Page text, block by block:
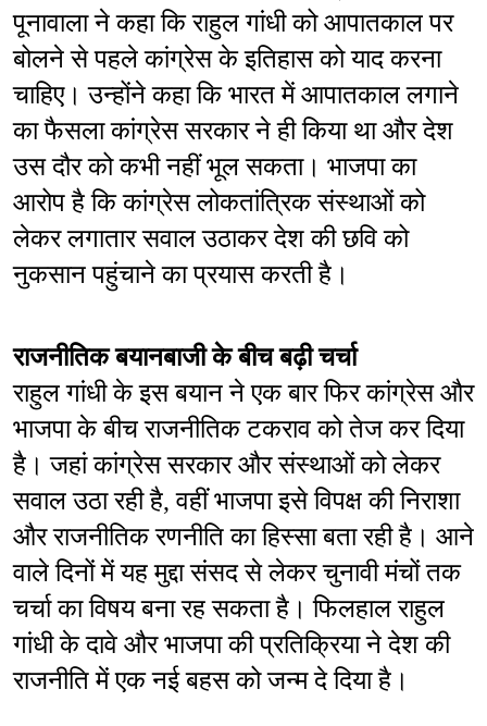
पूनावाला ने कहा कि राहुल गांधी को आपातकाल पर
बोलने से पहले कांग्रेस के इतिहास को याद करना
चाहिए। उन्होंने कहा कि भारत में आपातकाल लगाने
का फैसला कांग्रेस सरकार ने ही किया था और देश
उस दौर को कभी नहीं भूल सकता। भाजपा का
आरोप है कि कांग्रेस लोकतांत्रिक संस्थाओं को
लेकर लगातार सवाल उठाकर देश की छवि को
नुकसान पहुंचाने का प्रयास करती है।
राजनीतिक बयानबाजी के बीच बढ़ी चर्चा
राहुल गांधी के इस बयान ने एक बार फिर कांग्रेस और
भाजपा के बीच राजनीतिक टकराव को तेज कर दिया
है। जहां कांग्रेस सरकार और संस्थाओं को लेकर
सवाल उठा रही है, वहीं भाजपा इसे विपक्ष की निराशा
और राजनीतिक रणनीति का हिस्सा बता रही है। आने
वाले दिनों में यह मुद्दा संसद से लेकर चुनावी मंचों तक
चर्चा का विषय बना रह सकता है। फिलहाल राहुल
गांधी के दावे और भाजपा की प्रतिक्रिया ने देश की
राजनीति में एक नई बहस को जन्म दे दिया है।